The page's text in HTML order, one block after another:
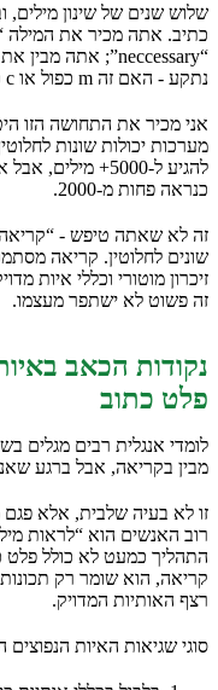
שלוש שנים של שינון מילים,
נתקע - האם זה m כפול או c כפול?
אני מכיר את התחושה הזו
מערכות יכולות שונות
להגיע ל-5000+
כנראה פחות מ-2000.
זה לא שאתה טיפש -
שונים לחלוטין. קריאה
זיכרון מוטורי וכללי איות
זה פשוט לא ישתפר מעצמו.
נקודות הכאב
פלט כתוב
לומדי אנגלית רבים מגלים
מבין בקריאה, אבל ברגע
זו לא בעיה שלבית, אלא
רוב האנשים הוא “לראות
התהליך כמעט לא כולל פלט
קריאה, הוא שומר רק
רצף האותיות המדויק.
סוגי שגיאות האיות